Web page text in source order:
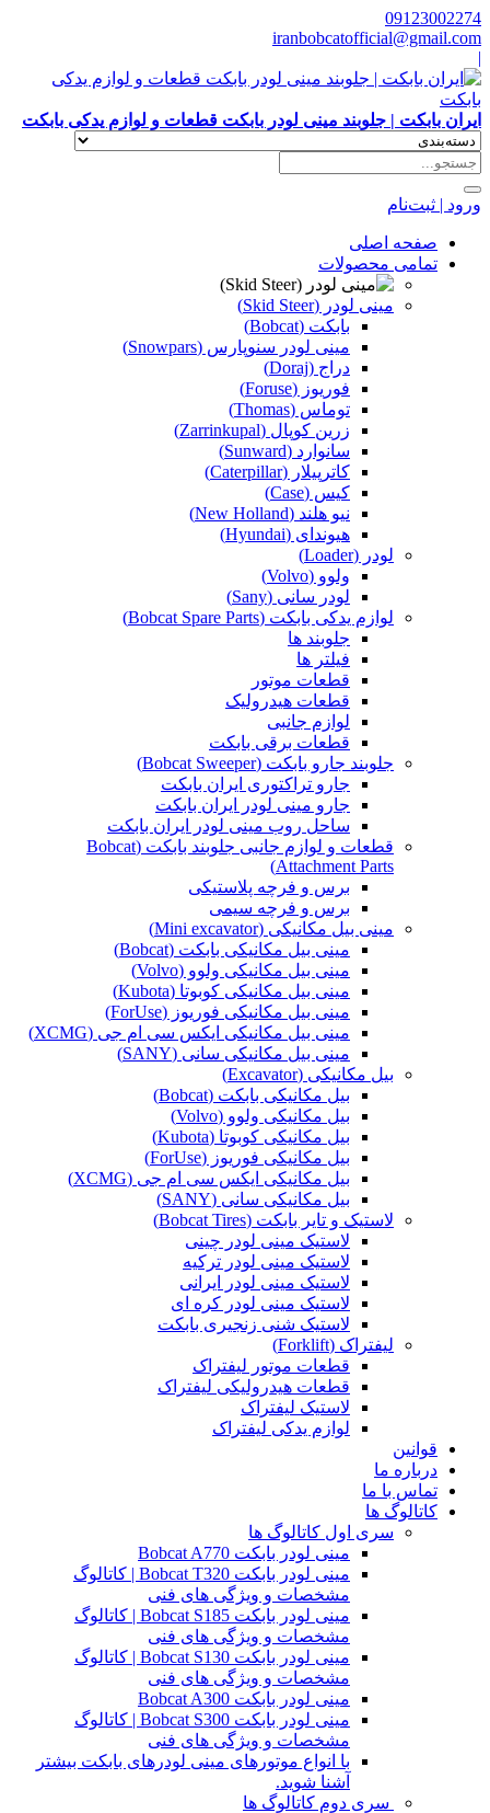
09123002274
iranbobcatofficial@gmail.com
|
ایران بابکت | جلوبند مینی لودر بابکت قطعات و لوازم یدکی بابکت
ورود | ثبت‌نام
صفحه اصلی
تمامی محصولات
مینی لودر (Skid Steer)
بابکت (Bobcat)
مینی لودر سنوپارس (Snowpars)
دراج (Doraj)
فوریوز (Foruse)
توماس (Thomas)
زرین کوپال (Zarrinkupal)
سانوارد (Sunward)
کاترپیلار (Caterpillar)
کیس (Case)
نیو هلند (New Holland)
هیوندای (Hyundai)
لودر (Loader)
ولوو (Volvo)
لودر سانی (Sany)
لوازم یدکی بابکت (Bobcat Spare Parts)
جلوبند ها
فیلتر ها
قطعات موتور
قطعات هیدرولیک
لوازم جانبی
قطعات برقی بابکت
جلوبند جارو بابکت (Bobcat Sweeper)
جارو تراکتوری ایران بابکت
جارو مینی لودر ایران بابکت
ساحل روب مینی لودر ایران بابکت
قطعات و لوازم جانبی جلوبند بابکت (Bobcat
Attachment Parts)
برس و فرچه پلاستیکی
برس و فرچه سیمی
مینی بیل مکانیکی (Mini excavator)
مینی بیل مکانیکی بابکت (Bobcat)
مینی بیل مکانیکی ولوو (Volvo)
مینی بیل مکانیکی کوبوتا (Kubota)
مینی بیل مکانیکی فوریوز (ForUse)
مینی بیل مکانیکی ایکس سی ام جی (XCMG)
مینی بیل مکانیکی سانی (SANY)
بیل مکانیکی (Excavator)
بیل مکانیکی بابکت (Bobcat)
بیل مکانیکی ولوو (Volvo)
بیل مکانیکی کوبوتا (Kubota)
بیل مکانیکی فوریوز (ForUse)
بیل مکانیکی ایکس سی ام جی (XCMG)
بیل مکانیکی سانی (SANY)
لاستیک و تایر بابکت (Bobcat Tires)
لاستیک مینی لودر چینی
لاستیک مینی لودر ترکیه
لاستیک مینی لودر ایرانی
لاستیک مینی لودر کره ای
لاستیک شنی زنجیری بابکت
لیفتراک (Forklift)
قطعات موتور لیفتراک
قطعات هیدرولیکی لیفتراک
لاستیک لیفتراک
لوازم یدکی لیفتراک
قوانین
درباره ما
تماس با ما
کاتالوگ ها
سری اول کاتالوگ ها
مینی لودر بابکت Bobcat A770
مینی لودر بابکت Bobcat T320 | کاتالوگ
مشخصات و ویژگی های فنی
مینی لودر بابکت Bobcat S185 | کاتالوگ
مشخصات و ویژگی های فنی
مینی لودر بابکت Bobcat S130 | کاتالوگ
مشخصات و ویژگی های فنی
مینی لودر بابکت Bobcat A300
مینی لودر بابکت Bobcat S300 | کاتالوگ
مشخصات و ویژگی های فنی
با انواع موتورهای مینی لودرهای بابکت بیشتر
آشنا شوید.
سری دوم کاتالوگ ها